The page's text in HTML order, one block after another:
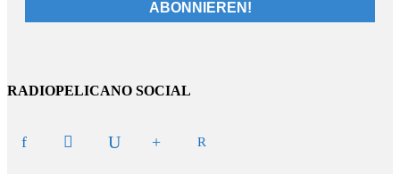
RADIOPELICANO SOCIAL